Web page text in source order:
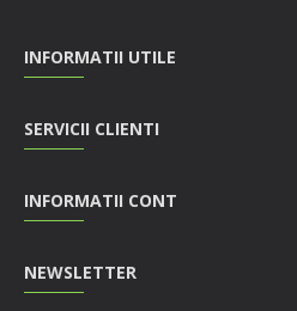
INFORMATII UTILE
SERVICII CLIENTI
INFORMATII CONT
NEWSLETTER